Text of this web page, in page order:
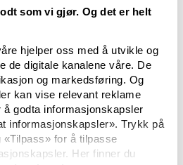
som vi gjør. Og det er helt
hjelper oss med å utvikle og
de digitale kanalene våre. De
og markedsføring. Og
kan vise relevant reklame
godta informasjonskapsler
informasjonskapsler». Trykk på
for å tilpasse
Her finner du